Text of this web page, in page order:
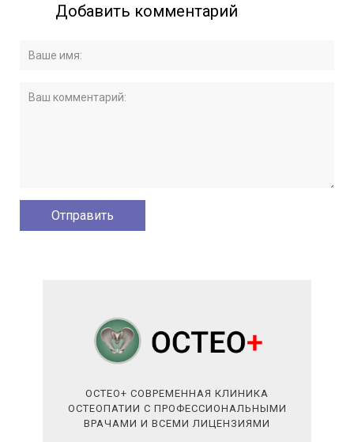
Добавить комментарий
ОСТЕО+ СОВРЕМЕННАЯ КЛИНИКА
ОСТЕОПАТИИ С ПРОФЕССИОНАЛЬНЫМИ
ВРАЧАМИ И ВСЕМИ ЛИЦЕНЗИЯМИ